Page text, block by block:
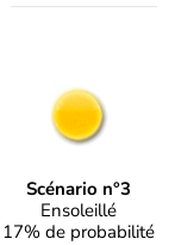
Scénario n°3
Ensoleillé
17% de probabilité